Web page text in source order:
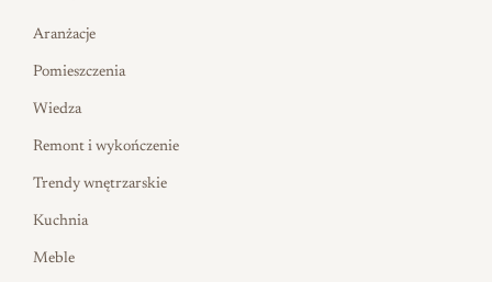
Aranżacje
Pomieszczenia
Wiedza
Remont i wykończenie
Trendy wnętrzarskie
Kuchnia
Meble